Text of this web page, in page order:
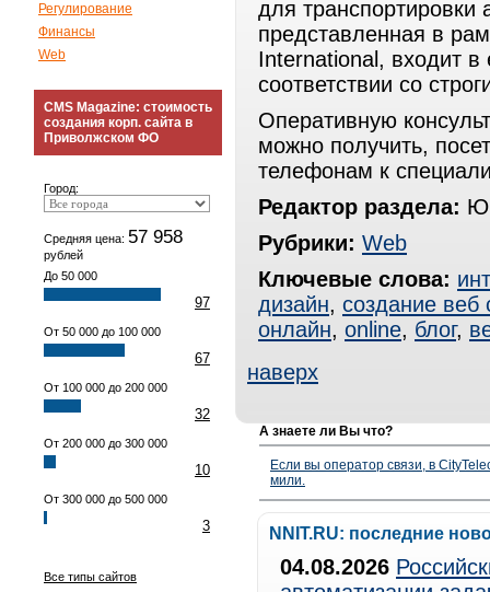
Регулирование
Финансы
Web
CMS Magazine: стоимость
создания корп. сайта в
Приволжском ФО
Город:
Средняя цена: 57 958
рублей
До 50 000
97
От 50 000 до 100 000
67
От 100 000 до 200 000
32
От 200 000 до 300 000
10
От 300 000 до 500 000
3
Все типы сайтов
для транспортировки
представленная в
International, входит
соответствии со
Оперативную
можно получить,
телефонам к
Редактор раздела:
Рубрики: Web
Ключевые слова:
дизайн, создание веб
онлайн, online, блог,
наверх
А знаете ли Вы что?
Если вы оператор связи, в
мили.
NNIT.RU: последние
04.08.2026